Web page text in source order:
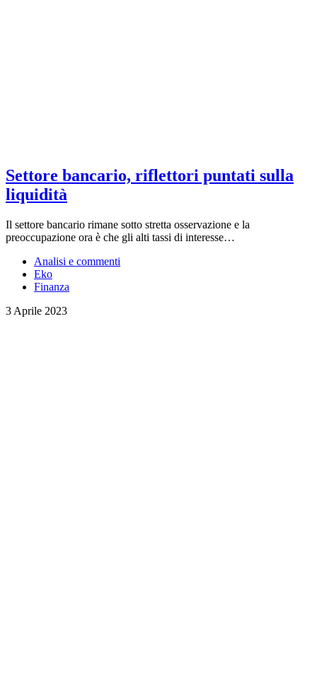
Settore bancario, riflettori puntati sulla
liquidità
Il settore bancario rimane sotto stretta osservazione e la
preoccupazione ora è che gli alti tassi di interesse…
Analisi e commenti
Eko
Finanza
3 Aprile 2023